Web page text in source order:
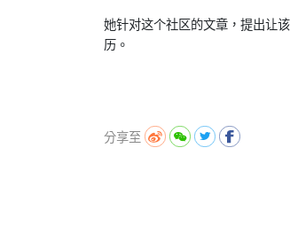
她针对这个社区的文章，提出让
历。
分享至